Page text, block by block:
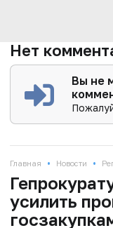
Нет
Вы не
Главная • Новости •
усилить